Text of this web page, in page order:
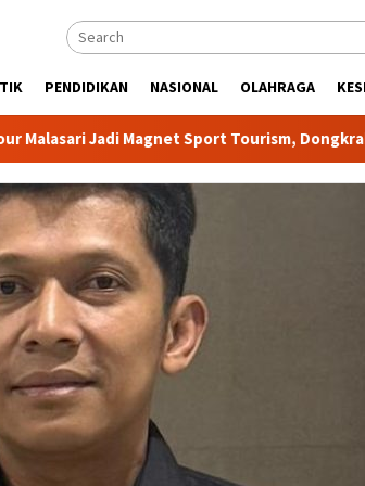
PENDIDIKAN NASIONAL OLAHRAGA
Jadi Magnet Sport Tourism, Dongkrak